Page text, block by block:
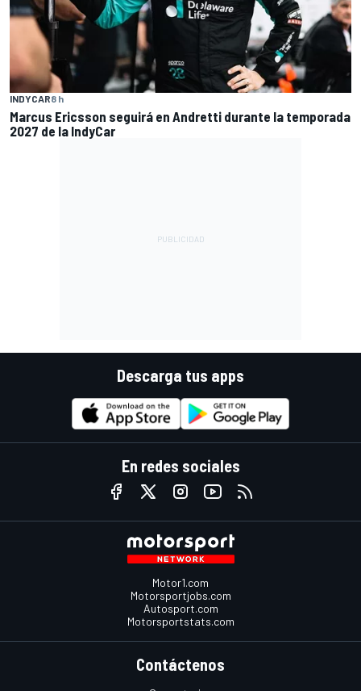
INDYCAR8 h
Marcus Ericsson seguirá en Andretti durante la temporada
2027 de la IndyCar
Descarga tus apps
En redes sociales
Motor1.com
Motorsportjobs.com
Autosport.com
Motorsportstats.com
Contáctenos